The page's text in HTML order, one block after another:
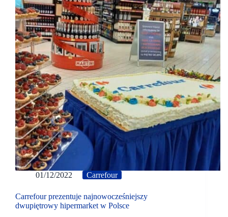
01/12/2022 Carrefour
Carrefour prezentuje najnowocześniejszy
dwupiętrowy hipermarket w Polsce